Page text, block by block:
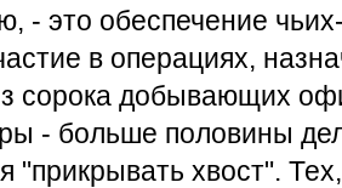
- это обеспечение
в операциях,
сорока добывающих
- больше половины
"прикрывать хвост".